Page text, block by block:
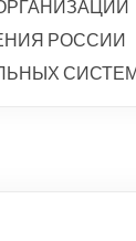
РОССИИ